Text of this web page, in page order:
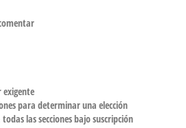
exigente
para determinar una elección
todas las secciones bajo suscripción